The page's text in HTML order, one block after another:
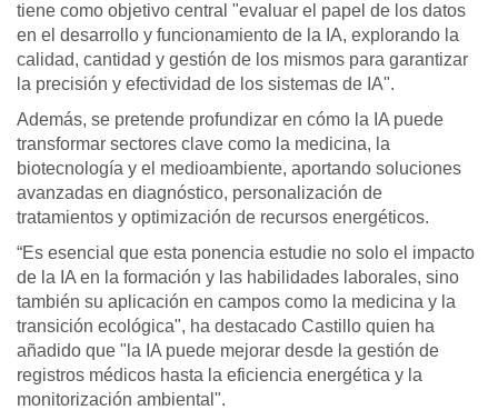
tiene como objetivo central "evaluar el papel de los datos
en el desarrollo y funcionamiento de la IA, explorando la
calidad, cantidad y gestión de los mismos para garantizar
la precisión y efectividad de los sistemas de IA".
Además, se pretende profundizar en cómo la IA puede
transformar sectores clave como la medicina, la
biotecnología y el medioambiente, aportando soluciones
avanzadas en diagnóstico, personalización de
tratamientos y optimización de recursos energéticos.
“Es esencial que esta ponencia estudie no solo el impacto
de la IA en la formación y las habilidades laborales, sino
también su aplicación en campos como la medicina y la
transición ecológica", ha destacado Castillo quien ha
añadido que "la IA puede mejorar desde la gestión de
registros médicos hasta la eficiencia energética y la
monitorización ambiental".